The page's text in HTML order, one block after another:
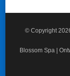
© Copyright
Blossom Spa |